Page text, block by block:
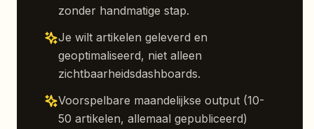
zonder handmatige stap.
Je wilt artikelen geleverd en
geoptimaliseerd, niet alleen
zichtbaarheidsdashboards.
Voorspelbare maandelijkse output (10-
50 artikelen, allemaal gepubliceerd)